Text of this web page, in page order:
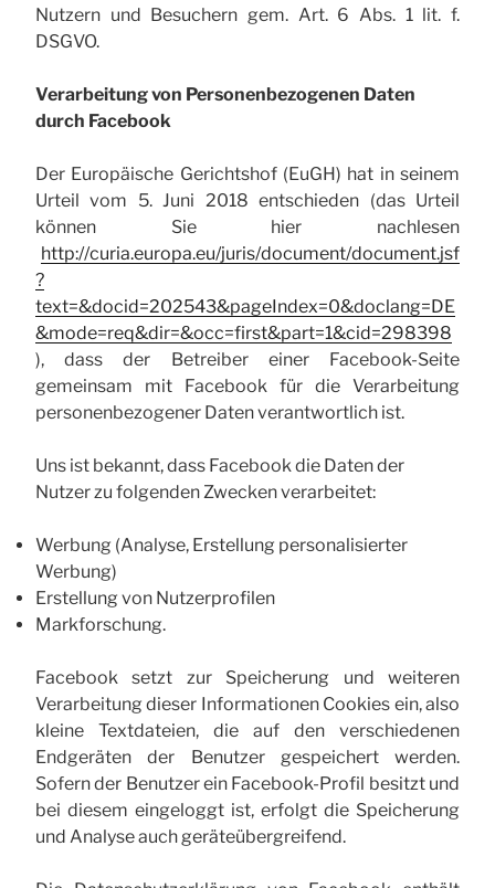
Nutzern und Besuchern gem. Art. 6 Abs. 1 lit. f.
DSGVO.
Verarbeitung von Personenbezogenen Daten
durch Facebook
Der Europäische Gerichtshof (EuGH) hat in seinem
Urteil vom 5. Juni 2018 entschieden (das Urteil
können Sie hier nachlesen
http://curia.europa.eu/juris/document/document.jsf
?
text=&docid=202543&pageIndex=0&doclang=DE
&mode=req&dir=&occ=first&part=1&cid=298398
), dass der Betreiber einer Facebook-Seite
gemeinsam mit Facebook für die Verarbeitung
personenbezogener Daten verantwortlich ist.
Uns ist bekannt, dass Facebook die Daten der
Nutzer zu folgenden Zwecken verarbeitet:
Werbung (Analyse, Erstellung personalisierter
Werbung)
Erstellung von Nutzerprofilen
Markforschung.
Facebook setzt zur Speicherung und weiteren
Verarbeitung dieser Informationen Cookies ein, also
kleine Textdateien, die auf den verschiedenen
Endgeräten der Benutzer gespeichert werden.
Sofern der Benutzer ein Facebook-Profil besitzt und
bei diesem eingeloggt ist, erfolgt die Speicherung
und Analyse auch geräteübergreifend.